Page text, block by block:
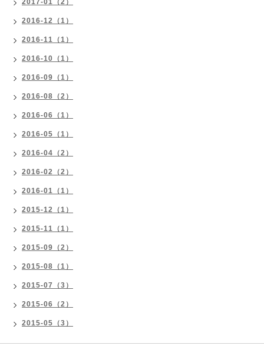
2017-01（2）
2016-12（1）
2016-11（1）
2016-10（1）
2016-09（1）
2016-08（2）
2016-06（1）
2016-05（1）
2016-04（2）
2016-02（2）
2016-01（1）
2015-12（1）
2015-11（1）
2015-09（2）
2015-08（1）
2015-07（3）
2015-06（2）
2015-05（3）